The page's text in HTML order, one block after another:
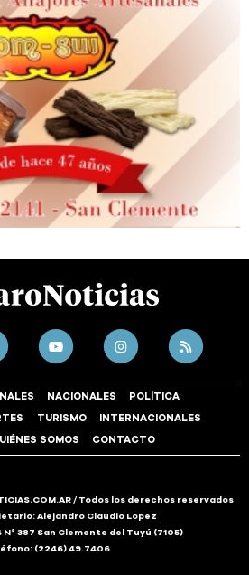
NACIONALES POLÍTICA
TURISMO INTERNACIONALES
SOMOS CONTACTO
/ Todos los derechos reservados
Alejandro Claudio Lopez
387 San Clemente del Tuyú (7105)
(2246) 49.7406